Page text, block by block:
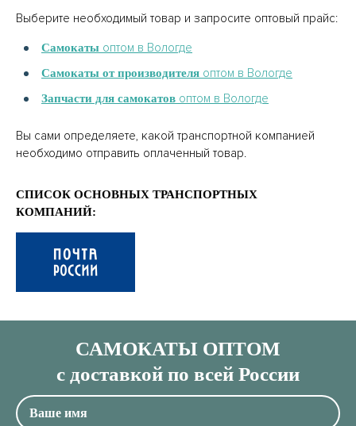
Выберите необходимый товар и запросите оптовый прайс:
Самокаты оптом в Вологде
Самокаты от производителя оптом в Вологде
Запчасти для самокатов оптом в Вологде
Вы сами определяете, какой транспортной компанией
необходимо отправить оплаченный товар.
СПИСОК ОСНОВНЫХ ТРАНСПОРТНЫХ
КОМПАНИЙ:
САМОКАТЫ ОПТОМ
с доставкой по всей России